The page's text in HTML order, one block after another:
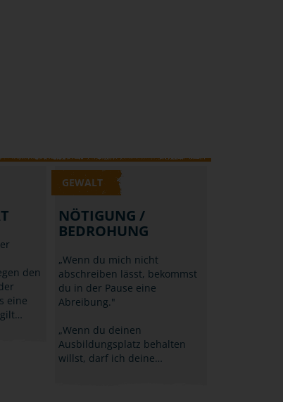
den
eine
GEWALT
NÖTIGUNG /
BEDROHUNG
„Wenn du mich nicht
abschreiben lässt, bekommst
du in der Pause eine
Abreibung."
„Wenn du deinen
Ausbildungsplatz behalten
willst, darf ich deine…